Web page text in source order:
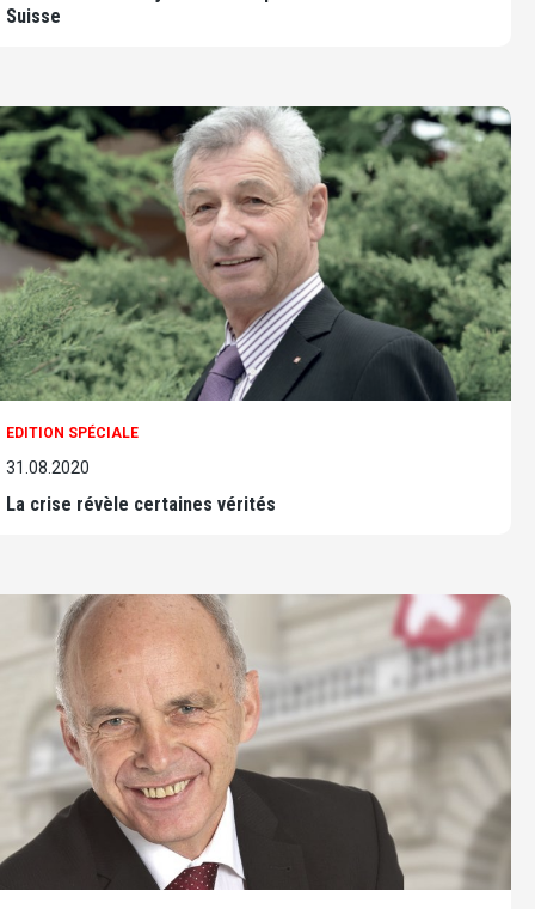
Suisse
EDITION SPÉCIALE
31.08.2020
La crise révèle certaines vérités